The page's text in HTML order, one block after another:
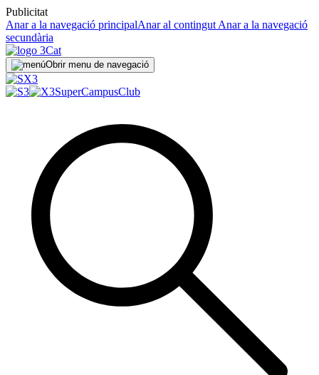
Publicitat
Anar a la navegació principalAnar al contingut Anar a la navegació
secundària
Obrir menu de navegació
SuperCampusClub